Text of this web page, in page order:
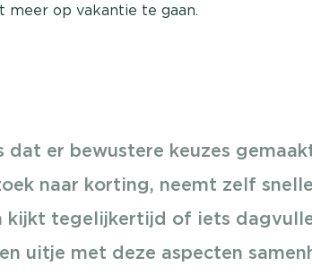
meer op vakantie te gaan.
dat er bewustere keuzes
naar korting, neemt zelf
kijkt tegelijkertijd of iets
uitje met deze aspecten